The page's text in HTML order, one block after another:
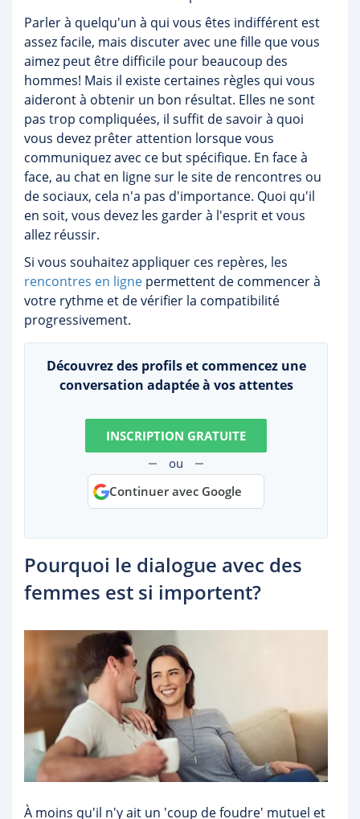
Parler à quelqu'un à qui vous êtes indifférent est
assez facile, mais discuter avec une fille que vous
aimez peut être difficile pour beaucoup des
hommes! Mais il existe certaines règles qui vous
aideront à obtenir un bon résultat. Elles ne sont
pas trop compliquées, il suffit de savoir à quoi
vous devez prêter attention lorsque vous
communiquez avec ce but spécifique. En face à
face, au chat en ligne sur le site de rencontres ou
de sociaux, cela n'a pas d'importance. Quoi qu'il
en soit, vous devez les garder à l'esprit et vous
allez réussir.
Si vous souhaitez appliquer ces repères, les
rencontres en ligne permettent de commencer à
votre rythme et de vérifier la compatibilité
progressivement.
Découvrez des profils et commencez une
conversation adaptée à vos attentes
INSCRIPTION GRATUITE
ou
Continuer avec Google
Pourquoi le dialogue avec des
femmes est si importent?
À moins qu'il n'y ait un 'coup de foudre' mutuel et